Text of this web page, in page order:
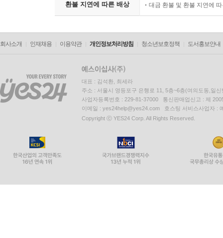
환불 지연에 따른 배상 대금 환불 및 환불 지연에
회사소개 인재채용 이용약관 개인정보처리방침 청소년보호정책 도서홍보안내
대표 : 김석환, 최세라
주소 : 서울시 영등포구 은행로 11, 5층~6층(여의도동,일신
사업자등록번호 : 229-81-37000 통신판매업신고 : 제
이메일 : yes24help@yes24.com 호스팅 서비스사업자 :
Copyright ⓒ YES24 Corp. All Rights Reserved.